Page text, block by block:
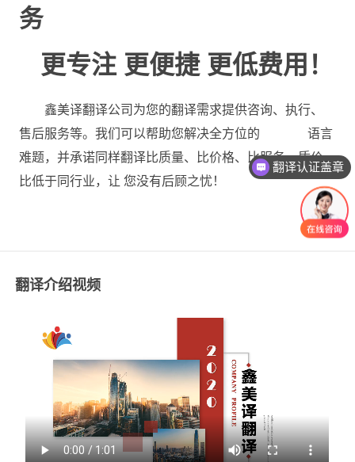
务
更专注 更便捷 更低费用！
鑫美译翻译公司为您的翻译需求提供咨询、执行、
售后服务等。我们可以帮助您解决全方位的 语言
难题，并承诺同样翻译比质量、比价格、比服务，质价
比低于同行业，让 您没有后顾之忧！
翻译介绍视频
翻译认证盖章
联系方式